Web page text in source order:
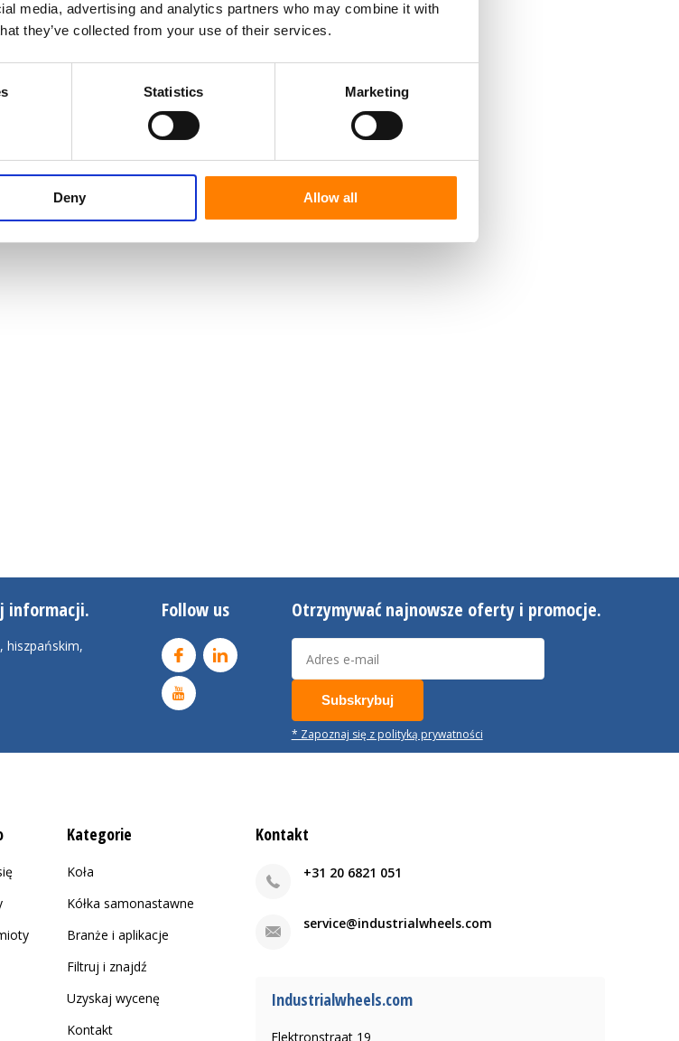
media, advertising and analytics partners who may combine it with
they’ve collected from your use of their services.
Statistics Marketing
Deny Allow all
koła.
informacji.
hiszpańskim,
Follow us Otrzymywać najnowsze oferty i promocje.
Subskrybuj
* Zapoznaj się z polityką prywatności
Kategorie
Koła
Kółka samonastawne
Branże i aplikacje
Filtruj i znajdź
Uzyskaj wycenę
Kontakt
Kontakt
+31 20 6821 051
service@industrialwheels.com
Industrialwheels.com
Elektronstraat 19